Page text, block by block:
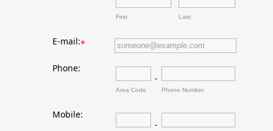
First Last
E-mail:*
Phone:
Area Code
-
Phone Number
Mobile:
-